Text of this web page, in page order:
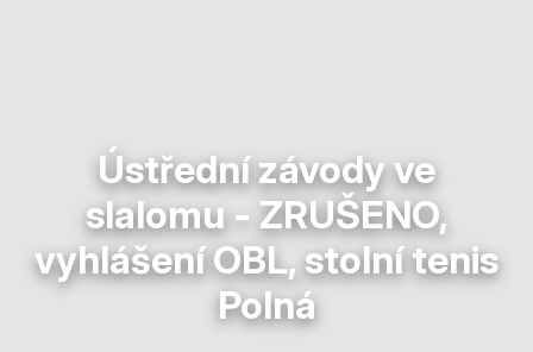
Ústřední závody ve
slalomu - ZRUŠENO,
vyhlášení OBL, stolní tenis
Polná